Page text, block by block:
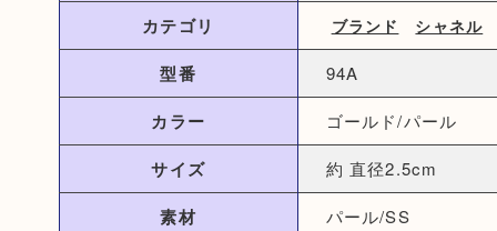
カテゴリ ブランド シャネル
型番 94A
カラー ゴールド/パール
サイズ 約 直径2.5cm
素材 パール/SS